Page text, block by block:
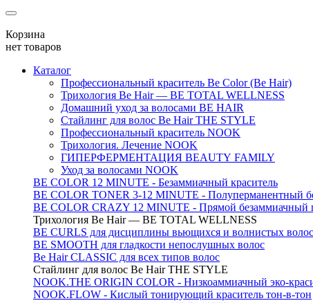
Корзина
нет товаров
Каталог
Профессиональный краситель Be Color (Be Hair)
Трихология Be Hair — BE TOTAL WELLNESS
Домашний уход за волосами BE HAIR
Стайлинг для волос Be Hair THE STYLE
Профессиональный краситель NOOK
Трихология. Лечение NOOK
ГИПЕРФЕРМЕНТАЦИЯ BEAUTY FAMILY
Уход за волосами NOOK
BE COLOR 12 MINUTE - Безаммиачный краситель
BE COLOR TONER 3-12 MINUTE - Полуперманентный
BE COLOR CRAZY 12 MINUTE - Прямой безаммиачный
Трихология Be Hair — BE TOTAL WELLNESS
BE CURLS для дисциплины вьющихся и волнистых волос
BE SMOOTH для гладкости непослушных волос
Be Hair CLASSIC для всех типов волос
Стайлинг для волос Be Hair THE STYLE
NOOK.THE ORIGIN COLOR - Низкоаммиачный эко-
NOOK.FLOW - Кислый тонирующий краситель тон-в-тон